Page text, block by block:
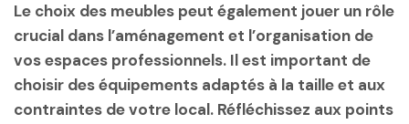
Le choix des meubles peut également jouer un rôle
crucial dans l’aménagement et l’organisation de
vos espaces professionnels. Il est important de
choisir des équipements adaptés à la taille et aux
contraintes de votre local. Réfléchissez aux points